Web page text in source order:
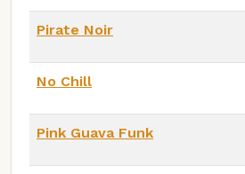
Pirate Noir
No Chill
Pink Guava Funk